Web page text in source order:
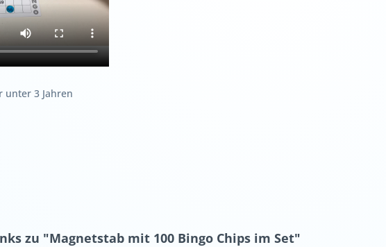
unter 3 Jahren
zu "Magnetstab mit 100 Bingo Chips im Set"